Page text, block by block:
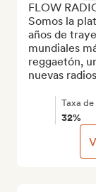
FLOW
Somos la
años de
mundiales
reggaetón,
nuevas
Taxa
32%